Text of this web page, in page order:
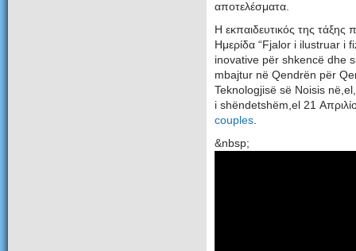
αποτελέσματα.
Η εκπαιδευτικός της
Ημερίδα “Fjalor i ilustruar i
inovative për shkencë dhe
mbajtur në Qendrën për
Teknologjisë së Noisis
i shëndetshëm,el 21
couples.
&nbsp;